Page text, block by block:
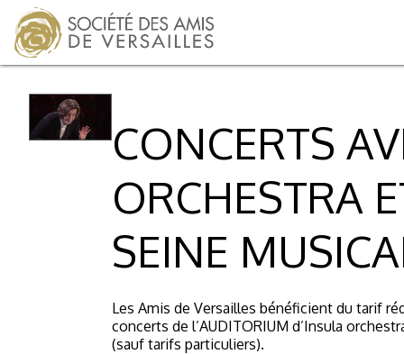
CONCERTS
ORCHESTRA
SEINE
Les Amis de Versailles bénéficient du tarif
concerts de l’AUDITORIUM d’Insula
(sauf tarifs particuliers).